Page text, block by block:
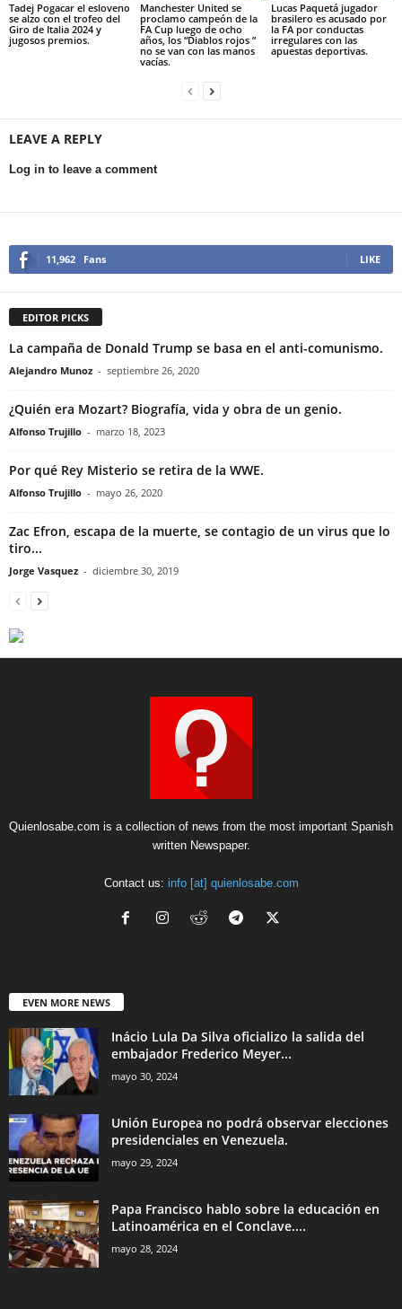
Tadej Pogacar el esloveno
se alzo con el trofeo del
Giro de Italia 2024 y
jugosos premios.
Manchester United se
proclamo campeón de la
FA Cup luego de ocho
años, los “Diablos rojos ”
no se van con las manos
vacías.
Lucas Paquetá jugador
brasilero es acusado por
la FA por conductas
irregulares con las
apuestas deportivas.
LEAVE A REPLY
Log in to leave a comment
11,962 Fans LIKE
EDITOR PICKS
La campaña de Donald Trump se basa en el anti-comunismo.
Alejandro Munoz - septiembre 26, 2020
¿Quién era Mozart? Biografía, vida y obra de un genio.
Alfonso Trujillo - marzo 18, 2023
Por qué Rey Misterio se retira de la WWE.
Alfonso Trujillo - mayo 26, 2020
Zac Efron, escapa de la muerte, se contagio de un virus que lo
tiro...
Jorge Vasquez - diciembre 30, 2019
Quienlosabe.com is a collection of news from the most important Spanish
written Newspaper.
Contact us: info [at] quienlosabe.com
EVEN MORE NEWS
Inácio Lula Da Silva oficializo la salida del
embajador Frederico Meyer...
mayo 30, 2024
Unión Europea no podrá observar elecciones
presidenciales en Venezuela.
mayo 29, 2024
Papa Francisco hablo sobre la educación en
Latinoamérica en el Conclave....
mayo 28, 2024